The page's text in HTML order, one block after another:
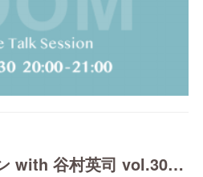
AT トークセッション with 谷村英司 vol.309（8/21）